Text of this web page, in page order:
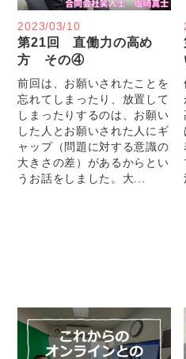
2023/03/10
第21回 直働力の高め
方 その④
前回は、お願いされたことを
忘れてしまったり、放置して
しまったりするのは、お願い
した人とお願いされた人にギ
ャップ（問題に対する意識の
大きさの差）があるからとい
うお話をしました。大...